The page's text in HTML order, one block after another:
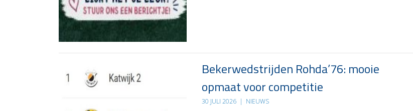
Bekerwedstrijden Rohda’76: mooie
opmaat voor competitie
30 JULI 2026 | NIEUWS